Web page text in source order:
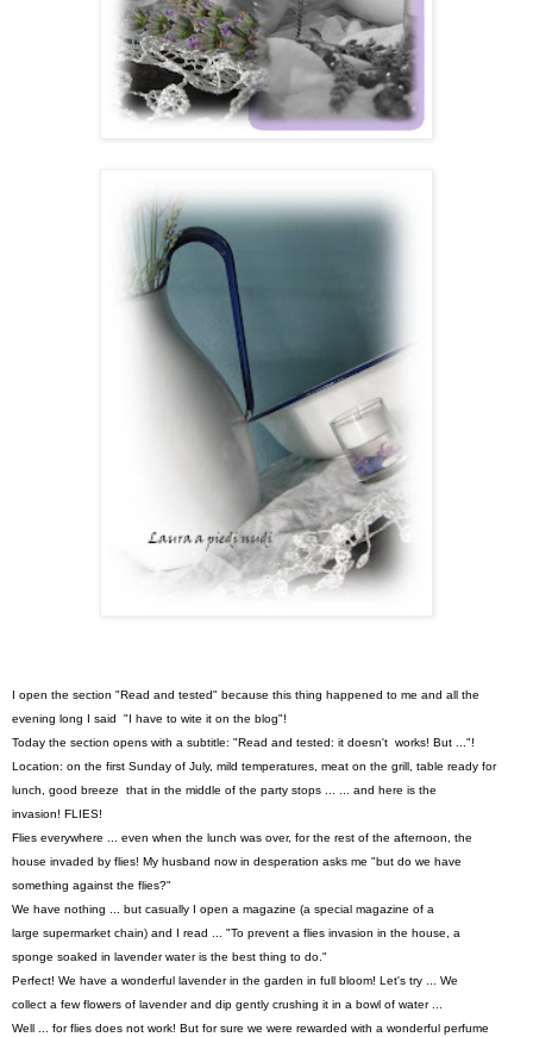
I open the section "Read and tested" because this thing happened to me and all the
evening long I said "I have to wite it on the blog"!
Today the section opens with a subtitle: "Read and tested: it doesn't works! But
..."!
Location: on the first Sunday of July, mild temperatures meat on the grill table ready for
lunch,
good breeze that in the middle of the party stops and here is the
invasion! FLIES!
Flies everywhere
even when the lunch was over, for the rest of the afternoon , the
house invaded by flies! My husband now in desperation asks me "but do we have
something against the flies?"
We have nothing
but casually I open a magazine (a special magazine of a
large supermarket chain) and I read "To prevent a flies invasion in the house
a
sponge soaked in lavender water is the best thing to do "
Perfect! We have a wonderful lavender in the garden in full bloom! Let's try
We
collect a few flowers of lavender and dip gently crushing it in a bowl of water
Well
for flies does not work! But for sure we were rewarded with a wonderful perfume